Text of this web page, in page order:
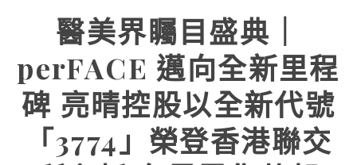
醫美界矚目盛典｜
perFACE 邁向全新里程
碑 亮晴控股以全新代號
「3774」榮登香港聯交